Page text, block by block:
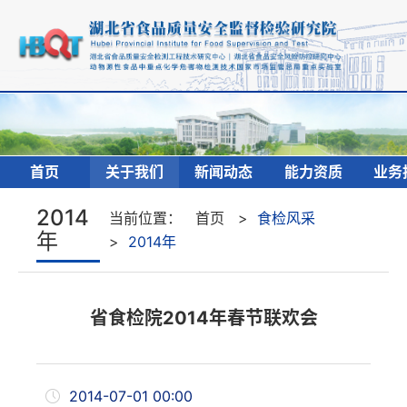
首页 关于我们 新闻动态 能力资质 业务
2014
年
当前位置： 首页 > 食检风采
>
2014年
省食检院2014年春节联欢会
2014-07-01 00:00